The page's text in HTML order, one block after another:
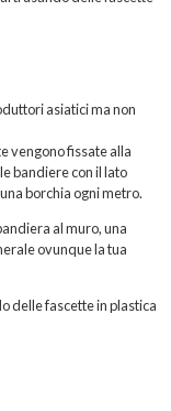
asiatici ma non
vengono fissate alla
bandiere con il lato
borchia ogni metro.
al muro, una
ovunque la tua
delle fascette in plastica